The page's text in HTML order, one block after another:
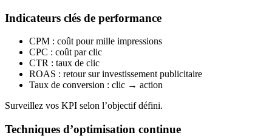
Indicateurs clés de performance
CPM : coût pour mille impressions
CPC : coût par clic
CTR : taux de clic
ROAS : retour sur investissement publicitaire
Taux de conversion : clic → action
Surveillez vos KPI selon l’objectif défini.
Techniques d’optimisation continue